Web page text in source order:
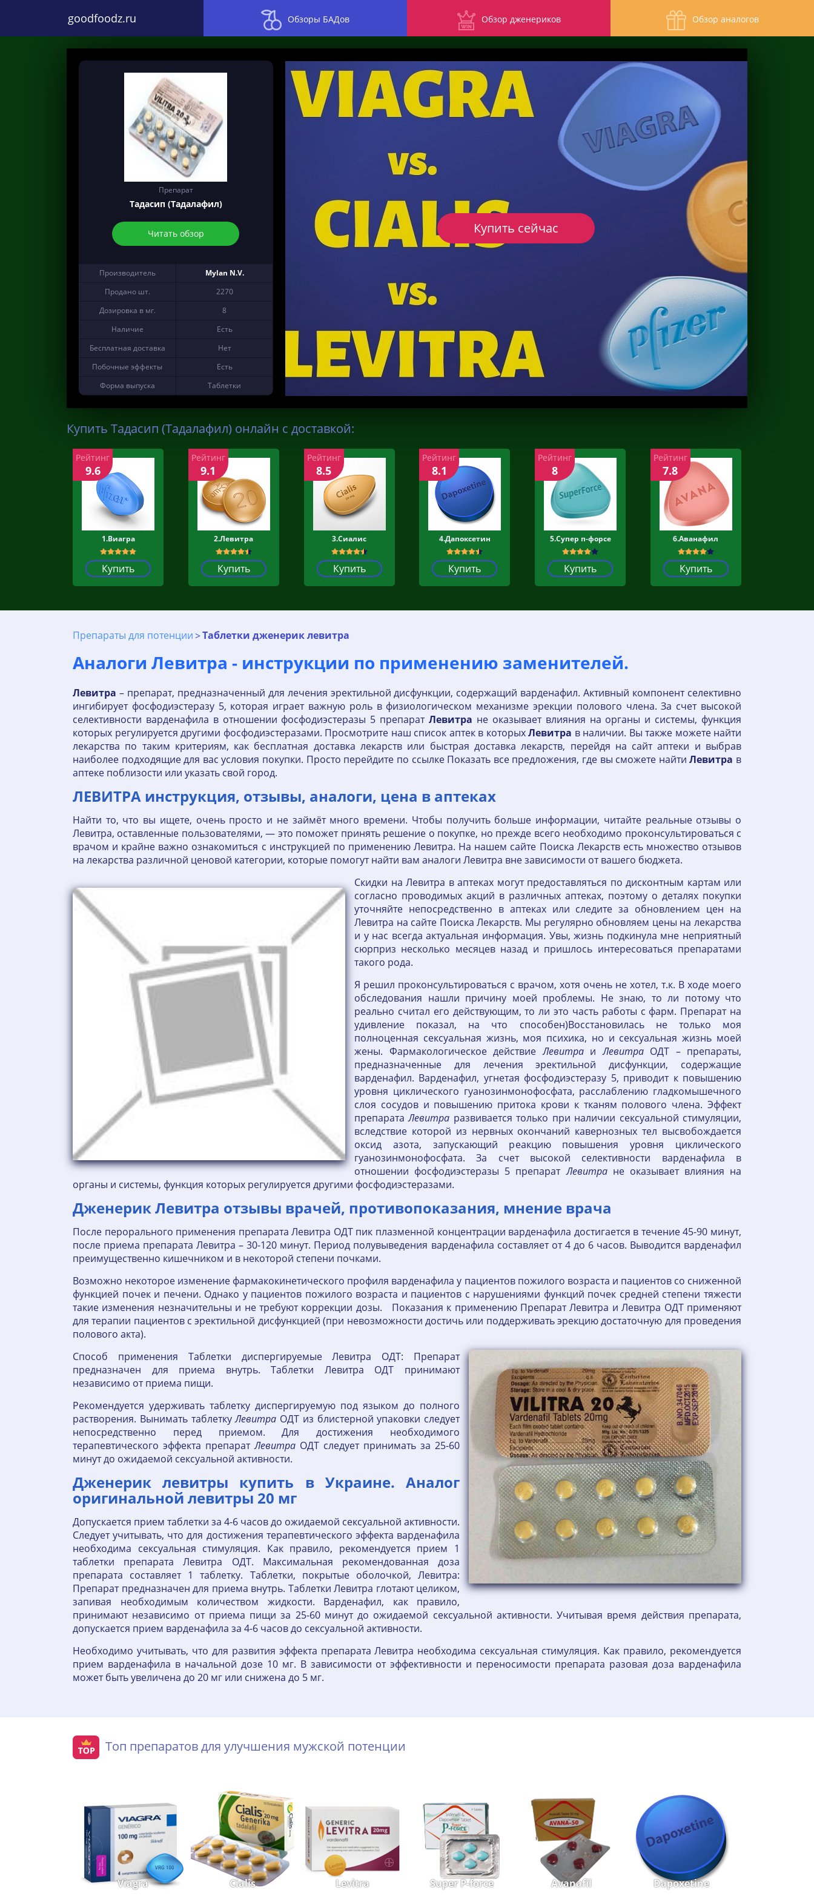
goodfoodz.ru Обзоры БАДов Обзор дженериков Обзор аналогов
Препарат
Тадасип (Тадалафил)
Читать обзор
Производитель
Mylan N.V.
Продано шт.
2270
Дозировка в мг.
8
Наличие
Есть
Бесплатная доставка
Нет
Побочные эффекты
Есть
Форма выпуска
Таблетки
Купить сейчас
Купить Тадасип (Тадалафил) онлайн с доставкой:
1.Виагра
Купить
Рейтинг
9.6
2.Левитра
Купить
Рейтинг
9.1
3.Сиалис
Купить
Рейтинг
8.5
4.Дапоксетин
Купить
Рейтинг
8.1
5.Супер п-форсе
Купить
Рейтинг
8
6.Аванафил
Купить
Рейтинг
7.8
Препараты для потенции Таблетки дженерик левитра
Аналоги Левитра - инструкции по применению заменителей.
Левитра – препарат, предназначенный для лечения эректильной дисфункции, содержащий варденафил. Активный компонент селективно
ингибирует фосфодиэстеразу 5, которая играет важную роль в физиологическом механизме эрекции полового члена. За счет высокой
селективности варденафила в отношении фосфодиэстеразы 5 препаратЛевитра не оказывает влияния на органы и системы, функция
которых регулируется другими фосфодиэстеразами. Просмотрите наш список аптек в которыхЛевитра в наличии. Вы также можете найти
лекарства по таким критериям, как бесплатная доставка лекарств или быстрая доставка лекарств, перейдя на сайт аптеки и выбрав
наиболее подходящие для вас условия покупки. Просто перейдите по ссылке Показать все предложения, где вы сможете найтиЛевитра в
аптеке поблизости или указать свой город.
ЛЕВИТРА инструкция, отзывы, аналоги, цена в аптеках
Найти то, что вы ищете, очень просто и не займёт много времени. Чтобы получить больше информации, читайте реальные отзывы о
Левитра, оставленные пользователями, — это поможет принять решение о покупке, но прежде всего необходимо проконсультироваться с
врачом и крайне важно ознакомиться с инструкцией по применению Левитра. На нашем сайте Поиска Лекарств есть множество отзывов
на лекарства различной ценовой категории, которые помогут найти вам аналоги Левитра вне зависимости от вашего бюджета.
Скидки на Левитра в аптеках могут предоставляться по дисконтным картам или
согласно проводимых акций в различных аптеках, поэтому о деталях покупки
уточняйте непосредственно в аптеках или следите за обновлением цен на
Левитра на сайте Поиска Лекарств. Мы регулярно обновляем цены на лекарства
и у нас всегда актуальная информация. Увы, жизнь подкинула мне неприятный
сюрприз несколько месяцев назад и пришлось интересоваться препаратами
такого рода.
Я решил проконсультироваться с врачом, хотя очень не хотел, т.к. В ходе моего
обследования нашли причину моей проблемы. Не знаю, то ли потому что
реально считал его действующим, то ли это часть работы с фарм. Препарат на
удивление показал, на что способен)Восстановилась не только моя
полноценная сексуальная жизнь, моя психика, но и сексуальная жизнь моей
жены. Фармакологическое действиеЛевитраиЛевитраОДТ – препараты,
предназначенные для лечения эректильной дисфункции, содержащие
варденафил. Варденафил, угнетая фосфодиэстеразу 5, приводит к повышению
уровня циклического гуанозинмонофосфата, расслаблению гладкомышечного
слоя сосудов и повышению притока крови к тканям полового члена. Эффект
препаратаЛевитра развивается только при наличии сексуальной стимуляции,
вследствие которой из нервных окончаний кавернозных тел высвобождается
оксид азота, запускающий реакцию повышения уровня циклического
гуанозинмонофосфата. За счет высокой селективности варденафила в
отношении фосфодиэстеразы 5 препаратЛевитране оказывает влияния на
органы и системы, функция которых регулируется другими фосфодиэстеразами.
Дженерик Левитра отзывы врачей, противопоказания, мнение врача
После перорального применения препарата Левитра ОДТ пик плазменной концентрации варденафила достигается в течение 45-90 минут,
после приема препарата Левитра – 30-120 минут. Период полувыведения варденафила составляет от 4 до 6 часов. Выводится варденафил
преимущественно кишечником и в некоторой степени почками.
Возможно некоторое изменение фармакокинетического профиля варденафила у пациентов пожилого возраста и пациентов со сниженной
функцией почек и печени. Однако у пациентов пожилого возраста и пациентов с нарушениями функций почек средней степени тяжести
такие изменения незначительны и не требуют коррекции дозы. Показания к применению Препарат Левитра и Левитра ОДТ применяют
для терапии пациентов с эректильной дисфункцией (при невозможности достичь или поддерживать эрекцию достаточную для проведения
полового акта).
Способ применения Таблетки диспергируемые Левитра ОДТ: Препарат
предназначен для приема внутрь. Таблетки Левитра ОДТ принимают
независимо от приема пищи.
Рекомендуется удерживать таблетку диспергируемую под языком до полного
растворения. Вынимать таблеткуЛевитра ОДТ из блистерной упаковки следует
непосредственно перед приемом. Для достижения необходимого
терапевтического эффекта препаратЛевитра ОДТ следует принимать за 25-60
минут до ожидаемой сексуальной активности.
Дженерик левитры купить в Украине. Аналог
оригинальной левитры 20 мг
Допускается прием таблетки за 4-6 часов до ожидаемой сексуальной активности.
Следует учитывать, что для достижения терапевтического эффекта варденафила
необходима сексуальная стимуляция. Как правило, рекомендуется прием 1
таблетки препарата Левитра ОДТ. Максимальная рекомендованная доза
препарата составляет 1 таблетку. Таблетки, покрытые оболочкой, Левитра:
Препарат предназначен для приема внутрь. Таблетки Левитра глотают целиком,
запивая необходимым количеством жидкости. Варденафил, как правило,
принимают независимо от приема пищи за 25-60 минут до ожидаемой сексуальной активности. Учитывая время действия препарата,
допускается прием варденафила за 4-6 часов до сексуальной активности.
Необходимо учитывать, что для развития эффекта препарата Левитра необходима сексуальная стимуляция. Как правило, рекомендуется
прием варденафила в начальной дозе 10 мг. В зависимости от эффективности и переносимости препарата разовая доза варденафила
может быть увеличена до 20 мг или снижена до 5 мг.
Топ препаратов для улучшения мужской потенции
Viagra Cialis Levitra Super P-force Avanafil Dapoxetine